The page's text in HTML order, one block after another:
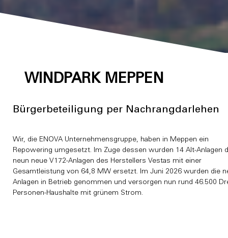
WINDPARK MEPPEN
Bürgerbeteiligung per Nachrangdarlehen
Wir, die ENOVA Unternehmensgruppe, haben in Meppen ein
Repowering umgesetzt. Im Zuge dessen wurden 14 Alt-Anlagen
neun neue V172-Anlagen des Herstellers Vestas mit einer
Gesamtleistung von 64,8 MW ersetzt. Im Juni 2026 wurden die
Anlagen in Betrieb genommen und versorgen nun rund 46.500
Personen-Haushalte mit grünem Strom.